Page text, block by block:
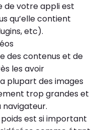
de votre appli est
qu’elle contient
etc).
des contenus et de
les avoir
plupart des images
trop grandes et
navigateur.
est si important